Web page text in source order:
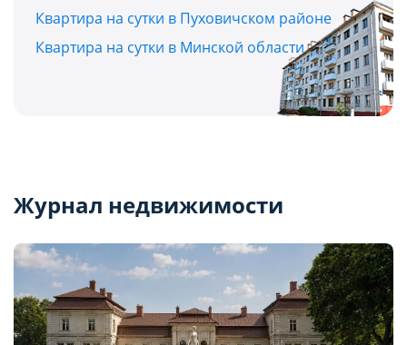
Квартира на сутки в Пуховичском районе
Квартира на сутки в Минской области
Журнал недвижимости